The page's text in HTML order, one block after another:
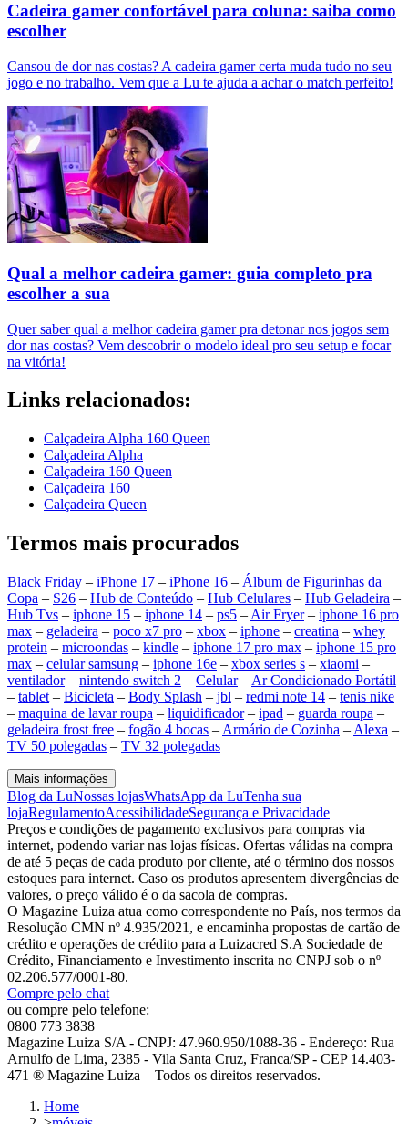
Cadeira gamer confortável para coluna: saiba como
escolher
Cansou de dor nas costas? A cadeira gamer certa muda tudo no seu
jogo e no trabalho. Vem que a Lu te ajuda a achar o match perfeito!
Qual a melhor cadeira gamer: guia completo pra
escolher a sua
Quer saber qual a melhor cadeira gamer pra detonar nos jogos sem
dor nas costas? Vem descobrir o modelo ideal pro seu setup e focar
na vitória!
Links relacionados:
Calçadeira Alpha 160 Queen
Calçadeira Alpha
Calçadeira 160 Queen
Calçadeira 160
Calçadeira Queen
Termos mais procurados
Black Friday – iPhone 17 – iPhone 16 – Álbum de Figurinhas da
Copa – S26 – Hub de Conteúdo – Hub Celulares – Hub Geladeira –
Hub Tvs – iphone 15 – iphone 14 – ps5 – Air Fryer– iphone 16 pro
max – geladeira – poco x7 pro – xbox – iphone – creatina – whey
protein – microondas – kindle – iphone 17 pro max – iphone 15 pro
max – celular samsung – iphone 16e – xbox series s – xiaomi –
ventilador– nintendo switch 2 – Celular– Ar Condicionado Portátil
– tablet – Bicicleta – Body Splash – jbl – redmi note 14 – tenis nike
– maquina de lavar roupa – liquidificador– ipad – guarda roupa –
geladeira frost free – fogão 4 bocas – Armário de Cozinha – Alexa –
TV 50 polegadas – TV 32 polegadas
Mais informações
Blog da LuNossas lojasWhatsApp da LuTenha sua
lojaRegulamentoAcessibilidadeSegurança e Privacidade
Preços e condições de pagamento exclusivos para compras via
internet, podendo variar nas lojas físicas. Ofertas válidas na compra
de até 5 peças de cada produto por cliente, até o término dos nossos
estoques para internet. Caso os produtos apresentem divergências de
valores, o preço válido é o da sacola de compras.
O Magazine Luiza atua como correspondente no País, nos termos da
Resolução CMN nº 4.935/2021, e encaminha propostas de cartão de
crédito e operações de crédito para a Luizacred S.A Sociedade de
Crédito, Financiamento e Investimento inscrita no CNPJ sob o nº
02.206.577/0001-80.
Compre pelo chat
ou compre pelo telefone:
0800 773 3838
Magazine Luiza S/A - CNPJ: 47.960.950/1088-36 - Endereço: Rua
Arnulfo de Lima, 2385 - Vila Santa Cruz, Franca/SP - CEP 14.403-
471 ® Magazine Luiza – Todos os direitos reservados.
Home